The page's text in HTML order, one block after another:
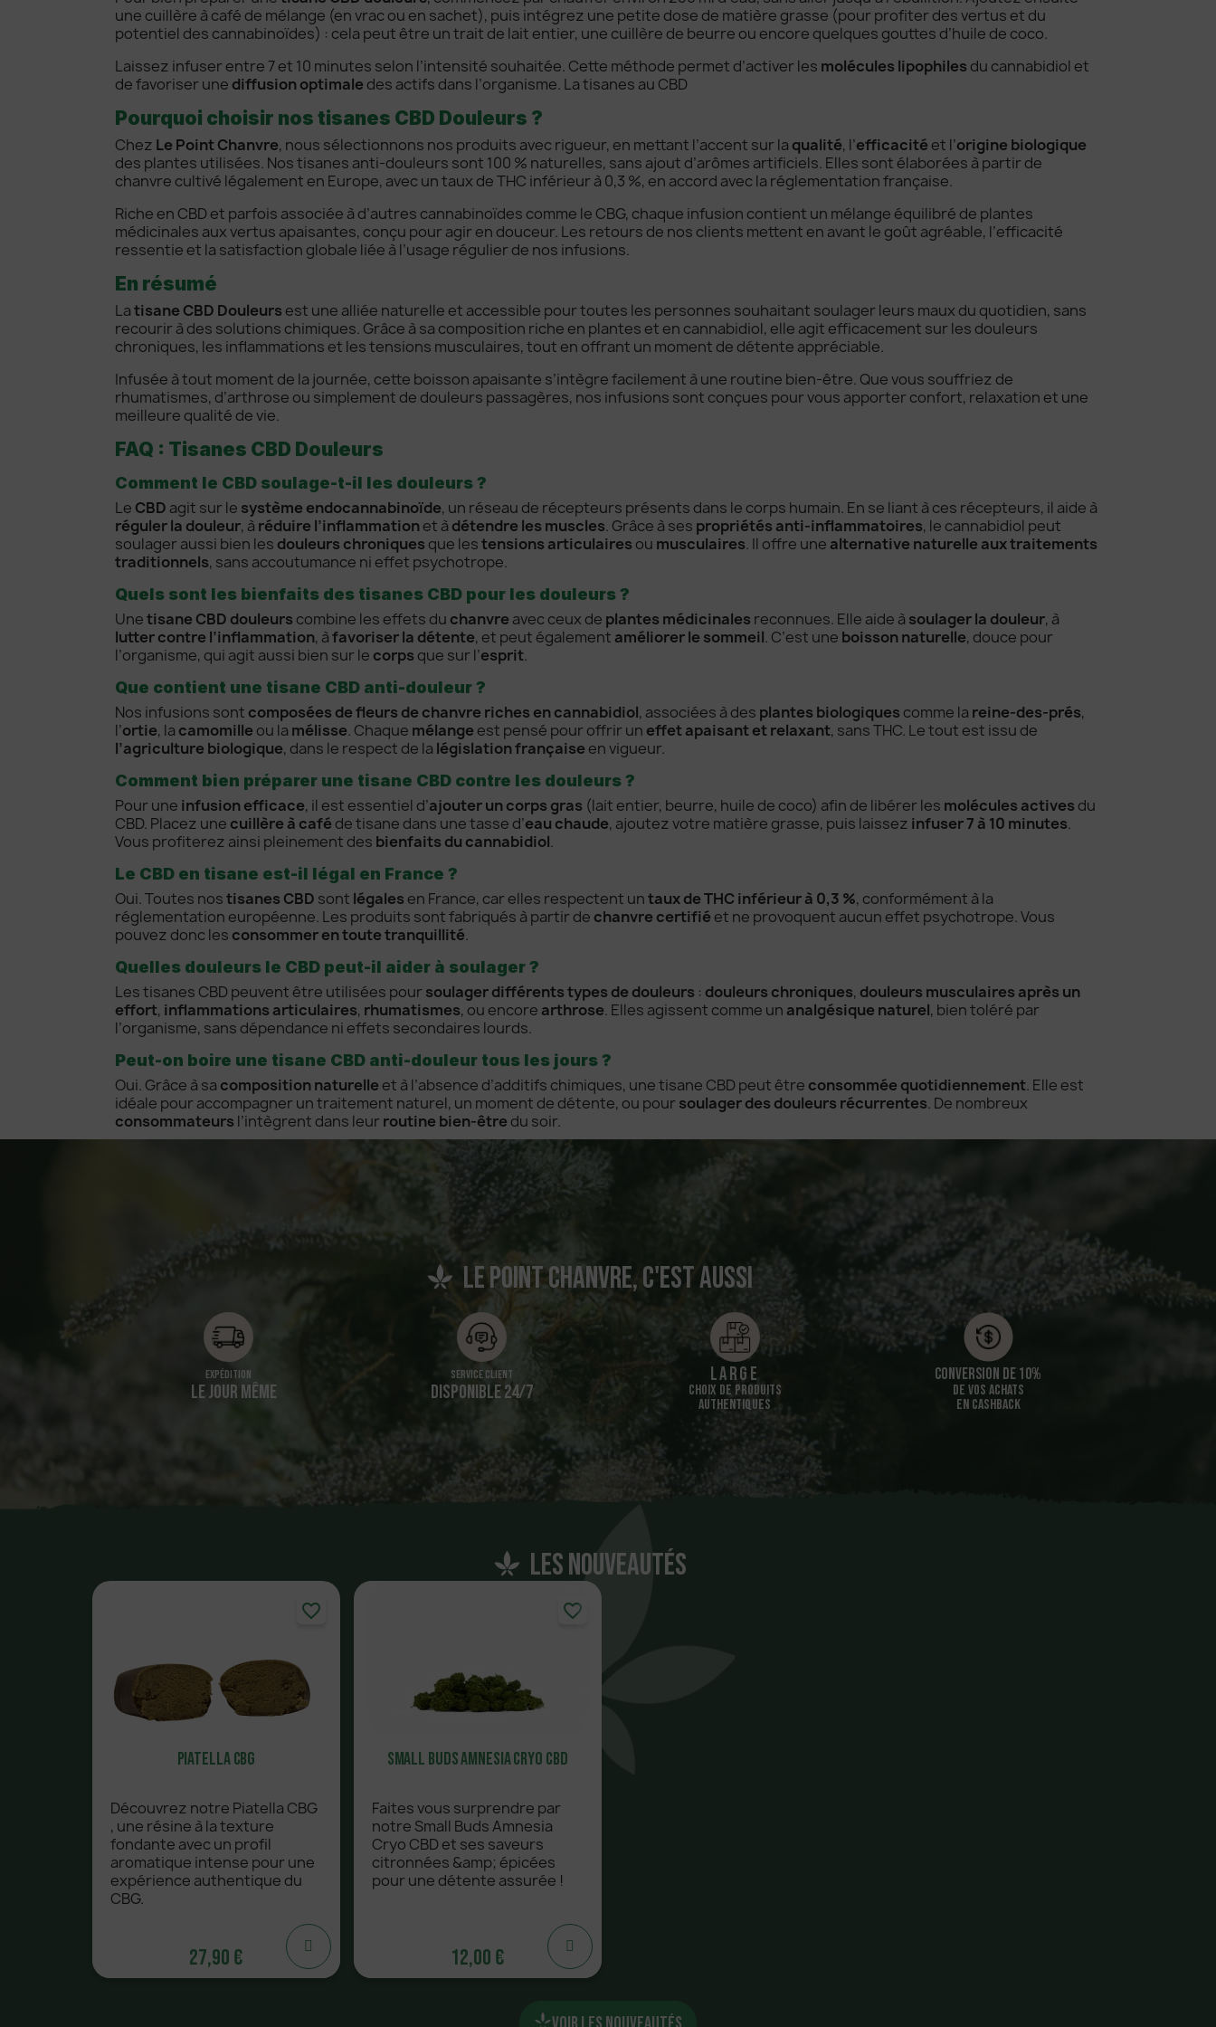
une cuillère à café de mélange (en vrac ou en sachet), puis intégrez une petite dose de matière grasse (pour profiter des vertus et du
potentiel des cannabinoïdes) : cela peut être un trait de lait entier, une cuillère de beurre ou encore quelques gouttes d’huile de coco.
Laissez infuser entre 7 et 10 minutes selon l’intensité souhaitée. Cette méthode permet d’activer les molécules lipophiles du cannabidiol et
de favoriser une diffusion optimale des actifs dans l’organisme. La tisanes au CBD
Pourquoi choisir nos tisanes CBD Douleurs ?
Chez Le Point Chanvre, nous sélectionnons nos produits avec rigueur, en mettant l’accent sur la qualité, l’efficacité et l’origine biologique
des plantes utilisées. Nos tisanes anti-douleurs sont 100 % naturelles, sans ajout d’arômes artificiels. Elles sont élaborées à partir de
chanvre cultivé légalement en Europe, avec un taux de THC inférieur à 0,3 %, en accord avec la réglementation française.
Riche en CBD et parfois associée à d’autres cannabinoïdes comme le CBG, chaque infusion contient un mélange équilibré de plantes
médicinales aux vertus apaisantes, conçu pour agir en douceur. Les retours de nos clients mettent en avant le goût agréable, l’efficacité
ressentie et la satisfaction globale liée à l’usage régulier de nos infusions.
En résumé
Latisane CBD Douleurs est une alliée naturelle et accessible pour toutes les personnes souhaitant soulager leurs maux du quotidien, sans
recourir à des solutions chimiques. Grâce à sa composition riche en plantes et en cannabidiol, elle agit efficacement sur les douleurs
chroniques, les inflammations et les tensions musculaires, tout en offrant un moment de détente appréciable.
Infusée à tout moment de la journée, cette boisson apaisante s’intègre facilement à une routine bien-être. Que vous souffriez de
rhumatismes, d’arthrose ou simplement de douleurs passagères, nos infusions sont conçues pour vous apporter confort, relaxation et une
meilleure qualité de vie.
FAQ : Tisanes CBD Douleurs
Comment le CBD soulage-t-il les douleurs ?
Le CBD agit sur le système endocannabinoïde, un réseau de récepteurs présents dans le corps humain. En se liant à ces récepteurs, il aide à
réguler la douleur, à réduire l’inflammationet à détendre les muscles. Grâce à ses propriétés anti-inflammatoires, le cannabidiol peut
soulager aussi bien les douleurs chroniques que lestensions articulaires ou musculaires. Il offre une alternative naturelle aux traitements
traditionnels, sans accoutumance ni effet psychotrope.
Quels sont les bienfaits des tisanes CBD pour les douleurs ?
Unetisane CBD douleurs combine les effets du chanvre avec ceux de plantes médicinales reconnues. Elle aide à soulager la douleur, à
lutter contre l’inflammation, àfavoriser la détente, et peut également améliorer le sommeil. C’est une boisson naturelle, douce pour
l’organisme, qui agit aussi bien sur le corps que sur l’esprit.
Que contient une tisane CBD anti-douleur ?
Nos infusions sont composées de fleurs de chanvre riches en cannabidiol, associées à des plantes biologiques comme la reine-des-prés,
l’ortie, la camomille ou la mélisse. Chaque mélange est pensé pour offrir un effet apaisant et relaxant, sans THC. Le tout est issu de
l’agriculture biologique, dans le respect de la législation française en vigueur.
Comment bien préparer une tisane CBD contre les douleurs ?
Pour une infusion efficace, il est essentiel d’ajouter un corps gras (lait entier, beurre, huile de coco) afin de libérer les molécules actives du
CBD. Placez une cuillère à café de tisane dans une tasse d’eau chaude, ajoutez votre matière grasse, puis laissez infuser 7 à 10 minutes.
Vous profiterez ainsi pleinement des bienfaits du cannabidiol.
Le CBD en tisane est-il légal en France ?
Oui. Toutes nostisanes CBD sont légales en France, car elles respectent untaux de THC inférieur à 0,3 %, conformément à la
réglementation européenne. Les produits sont fabriqués à partir de chanvre certifié et ne provoquent aucun effet psychotrope. Vous
pouvez donc les consommer en toute tranquillité.
Quelles douleurs le CBD peut-il aider à soulager ?
Les tisanes CBD peuvent être utilisées pour soulager différents types de douleurs : douleurs chroniques, douleurs musculaires après un
effort, inflammations articulaires, rhumatismes, ou encore arthrose. Elles agissent comme un analgésique naturel, bien toléré par
l’organisme, sans dépendance ni effets secondaires lourds.
Peut-on boire une tisane CBD anti-douleur tous les jours ?
Oui. Grâce à sa composition naturelle et à l’absence d’additifs chimiques, une tisane CBD peut être consommée quotidiennement. Elle est
idéale pour accompagner un traitement naturel, un moment de détente, ou pour soulager des douleurs récurrentes. De nombreux
consommateurs l’intègrent dans leur routine bien-être du soir.
Le point chanvre, c'est aussi
Expédition
LE JOUR MÊME
Service client
DISPONIBLE 24/7
Large
CHOIX DE PRODUITS
AUTHENTIQUES
Conversion de 10%
DE VOS ACHATS
EN CASHBACK
Les nouveautés
Piatella CBG
Découvrez notre Piatella CBG
, une résine à la texture
fondante avec un profil
aromatique intense pour une
expérience authentique du
CBG.
27,90 €
favorite_border
Small Buds Amnesia Cryo CBD
Faites vous surprendre par
notre Small Buds Amnesia
Cryo CBD et ses saveurs
citronnées &amp; épicées
pour une détente assurée !
12,00 €
favorite_border